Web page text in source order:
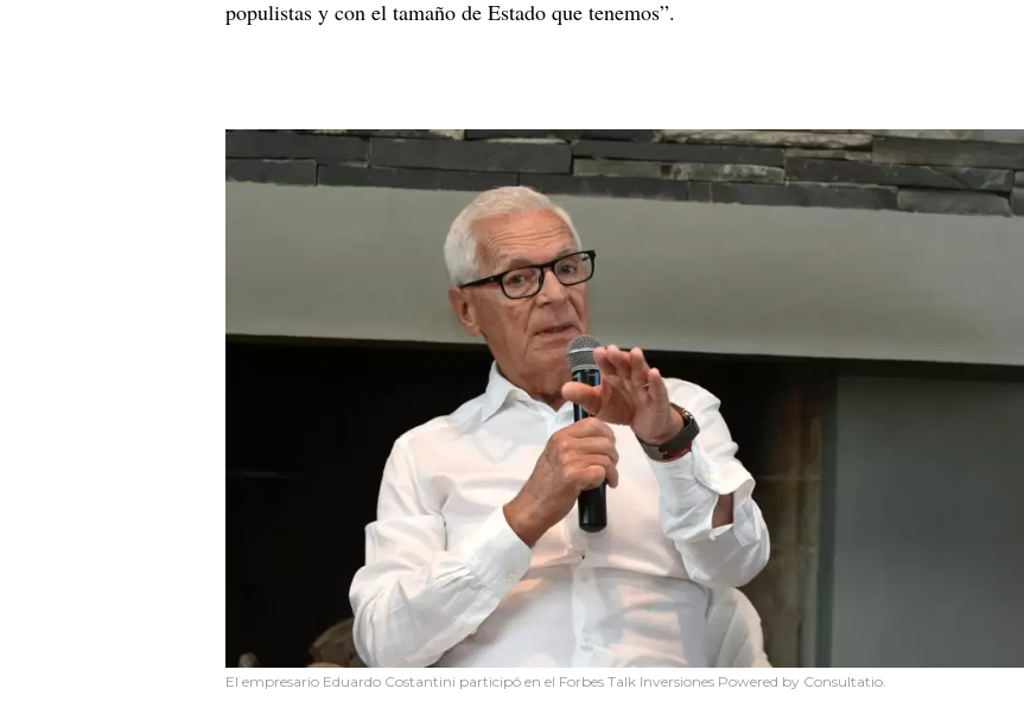
populistas y con el tamaño de Estado que tenemos”.
El empresario Eduardo Costantini participó en el Forbes Talk Inversiones Powered by Consultatio.